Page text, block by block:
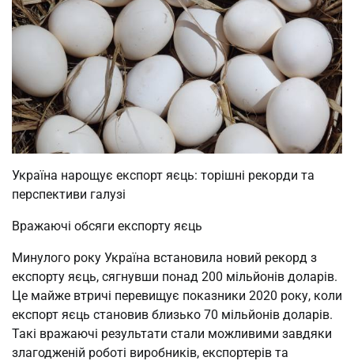
Україна нарощує експорт яєць: торішні рекорди та
перспективи галузі
Вражаючі обсяги експорту яєць
Минулого року Україна встановила новий рекорд з
експорту яєць, сягнувши понад 200 мільйонів доларів.
Це майже втричі перевищує показники 2020 року, коли
експорт яєць становив близько 70 мільйонів доларів.
Такі вражаючі результати стали можливими завдяки
злагодженій роботі виробників, експортерів та